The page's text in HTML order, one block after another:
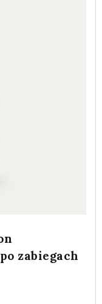
zabiegach